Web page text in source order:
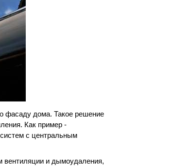
фасаду дома. Такое решение
Как пример -
с центральным
вентиляции и дымоудаления,